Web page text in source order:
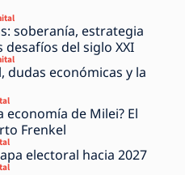
soberanía, estrategia
del siglo XXI
dudas económicas y la
economía de Milei? El
Frenkel
electoral hacia 2027